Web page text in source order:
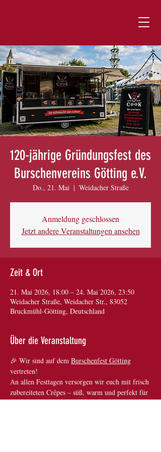
120-jährige Gründungsfest des
Burschenvereins Götting e.V.
Do., 21. Mai
  |
Weidacher Straße
Anmeldung geschlossen
Jetzt andere Veranstaltungen ansehen
Zeit & Ort
21. Mai 2026, 18:00 – 24. Mai 2026, 23:50
Weidacher Straße, Weidacher Str., 83052
Bruckmühl-Götting, Deutschland
Über die Veranstaltung
🎉 Wir sind auf dem Burschenfest Götting
vertreten!
An allen Festtagen versorgen wir euch mit frisch
zubereiteten Crêpes – süß, warm und perfekt für
den Volksfestbesuch. 🥞✨